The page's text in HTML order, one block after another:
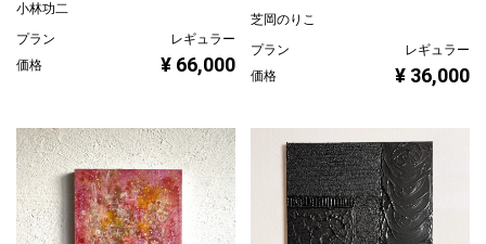
小林功二
プラン
レギュラー
価格
¥ 66,000
芝岡のりこ
プラン
レギュラー
価格
¥ 36,000